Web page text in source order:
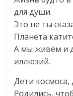
для души.
Это не ты
Планета
А мы живём и
иллюзий.
Дети космоса,
Родились,